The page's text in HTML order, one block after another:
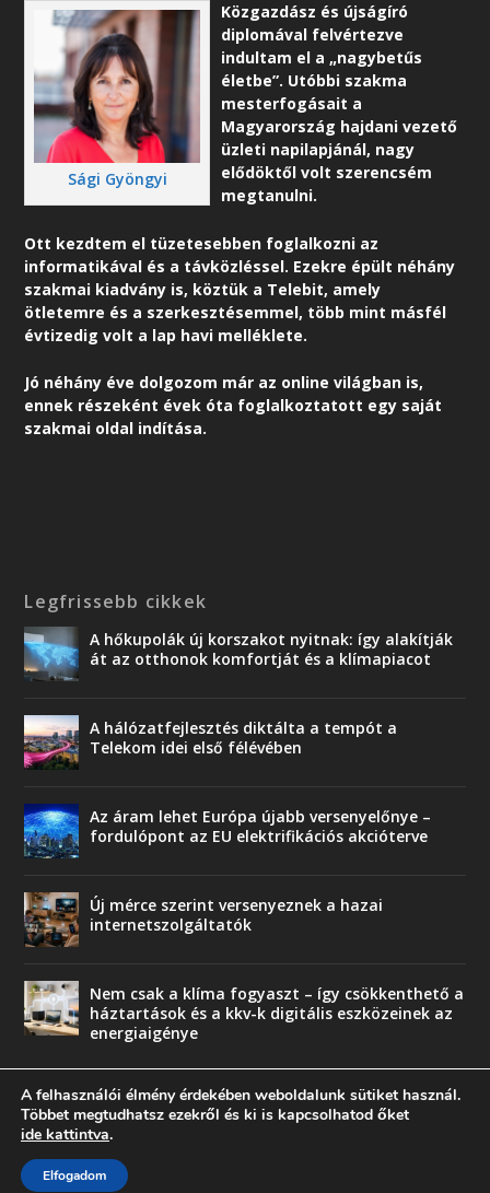
Sági Gyöngyi
Közgazdász és újságíró
diplomával felvértezve
indultam el a „nagybetűs
életbe”. Utóbbi szakma
mesterfogásait a
Magyarország hajdani vezető
üzleti napilapjánál, nagy
elődöktől volt szerencsém
megtanulni.
Ott kezdtem el tüzetesebben foglalkozni az
informatikával és a távközléssel. Ezekre épült néhány
szakmai kiadvány is, köztük a Telebit, amely
ötletemre és a szerkesztésemmel, több mint másfél
évtizedig volt a lap havi melléklete.
Jó néhány éve dolgozom már az online világban is,
ennek részeként évek óta foglalkoztatott egy saját
szakmai oldal indítása.
Legfrissebb cikkek
A hőkupolák új korszakot nyitnak: így alakítják
át az otthonok komfortját és a klímapiacot
A hálózatfejlesztés diktálta a tempót a
Telekom idei első félévében
Az áram lehet Európa újabb versenyelőnye –
fordulópont az EU elektrifikációs akcióterve
Új mérce szerint versenyeznek a hazai
internetszolgáltatók
Nem csak a klíma fogyaszt – így csökkenthető a
háztartások és a kkv-k digitális eszközeinek az
energiaigénye
A felhasználói élmény érdekében weboldalunk sütiket használ.
Többet megtudhatsz ezekről és ki is kapcsolhatod őket
ide kattintva.
Elfogadom